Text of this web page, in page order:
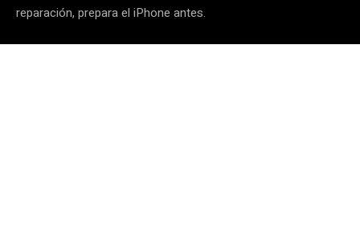
reparación, prepara el iPhone antes.